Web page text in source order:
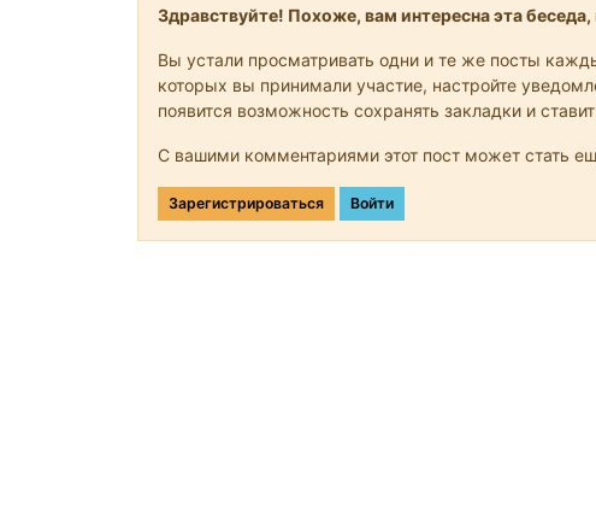
Здравствуйте! Похоже, вам интересна эта беседа,
Вы устали просматривать одни и те же посты
которых вы принимали участие, настройте
появится возможность сохранять закладки и
С вашими комментариями этот пост может стать
Зарегистрироваться Войти